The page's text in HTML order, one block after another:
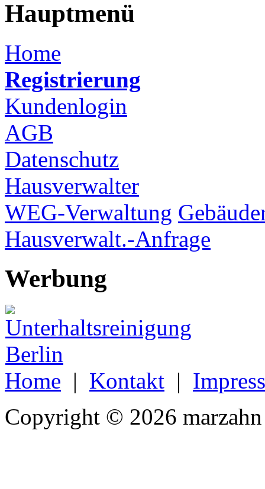
Hauptmenü
Home
Registrierung
Kundenlogin
AGB
Datenschutz
Hausverwalter
WEG-Verwaltung
Hausverwalt.-Anfrage
Werbung
Home | Kontakt |
Copyright © 2026